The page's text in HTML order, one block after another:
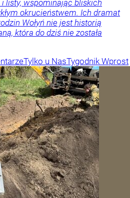
listy, wspominając bliskich
okrucieństwem. Ich dramat
Wołyń nie jest historią
która do dziś nie została
Tylko u NasTygodnik Wprost